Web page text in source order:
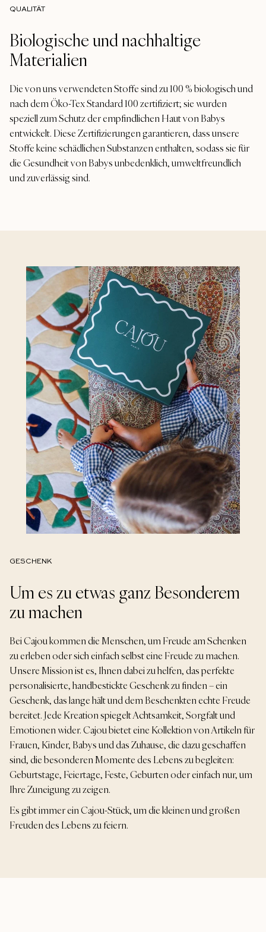
QUALITÄT
Biologische und nachhaltige
Materialien
Die von uns verwendeten Stoffe sind zu 100 % biologisch und
nach dem Öko-Tex Standard 100 zertifiziert; sie wurden
speziell zum Schutz der empfindlichen Haut von Babys
entwickelt. Diese Zertifizierungen garantieren, dass unsere
Stoffe keine schädlichen Substanzen enthalten, sodass sie für
die Gesundheit von Babys unbedenklich, umweltfreundlich
und zuverlässig sind.
GESCHENK
Um es zu etwas ganz Besonderem
zu machen
Bei Cajou kommen die Menschen, um Freude am Schenken
zu erleben oder sich einfach selbst eine Freude zu machen.
Unsere Mission ist es, Ihnen dabei zu helfen, das perfekte
personalisierte, handbestickte Geschenk zu finden – ein
Geschenk, das lange hält und dem Beschenkten echte Freude
bereitet. Jede Kreation spiegelt Achtsamkeit, Sorgfalt und
Emotionen wider. Cajou bietet eine Kollektion von Artikeln für
Frauen, Kinder, Babys und das Zuhause, die dazu geschaffen
sind, die besonderen Momente des Lebens zu begleiten:
Geburtstage, Feiertage, Feste, Geburten oder einfach nur, um
Ihre Zuneigung zu zeigen.
Es gibt immer ein Cajou-Stück, um die kleinen und großen
Freuden des Lebens zu feiern.